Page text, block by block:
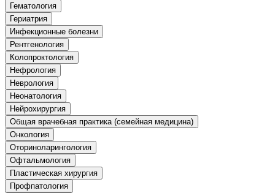
Управление охраной труда.
Техносферная безопасность
Допуски
Безопасность труда
Экономика и управление
Управление производством
общественного питания в
организации
Гематология
Гериатрия
Инфекционные болезни
Рентгенология
Колопроктология
Нефрология
Неврология
Неонатология
Нейрохирургия
Общая врачебная практика (семейная медицина)
Онкология
Оториноларингология
Офтальмология
Пластическая хирургия
Профпатология